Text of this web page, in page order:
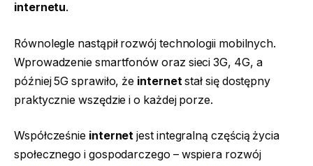
internetu.
Równolegle nastąpił rozwój technologii mobilnych.
Wprowadzenie smartfonów oraz sieci 3G, 4G, a
później 5G sprawiło, że internetstał się dostępny
praktycznie wszędzie i o każdej porze.
Współcześnie internet jest integralną częścią życia
społecznego i gospodarczego – wspiera rozwój